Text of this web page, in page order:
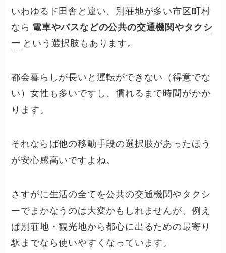
いわゆるド田舎と違い、別荘地が多い市区町村
なら 電車やバスなどの公共の交通機関やタクシ
ー という選択肢もあります。
都会暮らしが長いと運転ができない（得意でな
い）女性も多いですし、慣れるまで時間がかか
ります。
それならば他の移動手段の選択肢があったほう
が安心感高いですよね。
さすがに生活の全てを公共の交通機関やタクシ
ーでまかなうのは大変かもしれませんが、例え
ば別荘地・観光地から都心に出るための最寄り
駅までなら使いやすくなっています。